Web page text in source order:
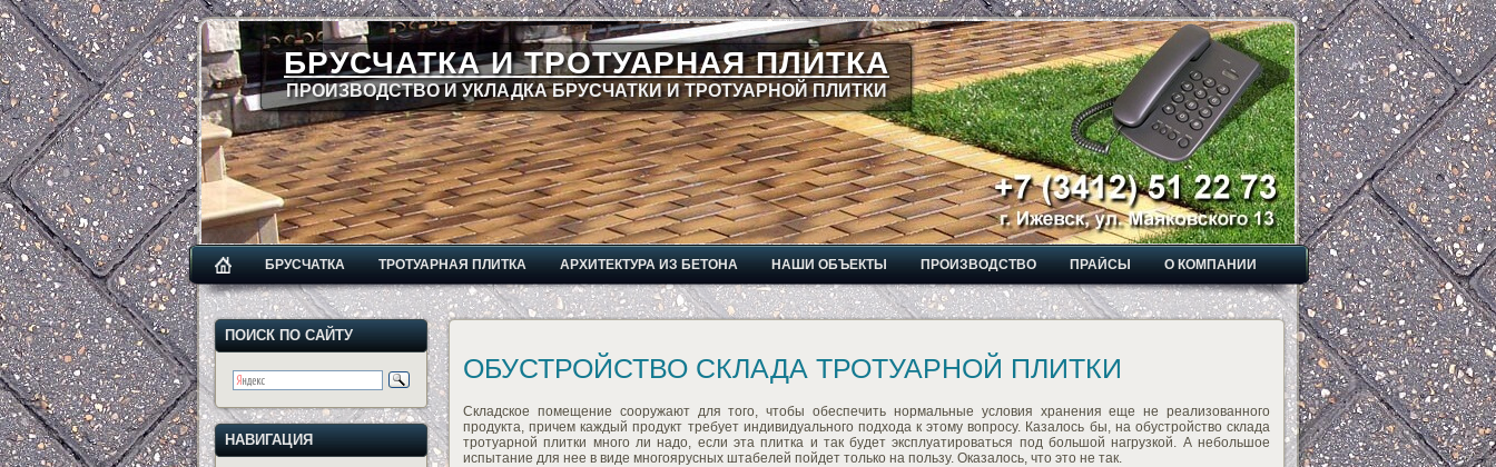
БРУСЧАТКА И ТРОТУАРНАЯ ПЛИТКА
ПРОИЗВОДСТВО И УКЛАДКА БРУСЧАТКИ И ТРОТУАРНОЙ ПЛИТКИ
БРУСЧАТКА ТРОТУАРНАЯ ПЛИТКА АРХИТЕКТУРА ИЗ БЕТОНА НАШИ ОБЪЕКТЫ ПРОИЗВОДСТВО ПРАЙСЫ О КОМПАНИИ
ПОИСК ПО САЙТУ
НАВИГАЦИЯ
ОБУСТРОЙСТВО СКЛАДА ТРОТУАРНОЙ ПЛИТКИ
Складское помещение сооружают для того, чтобы обеспечить нормальные условия хранения еще не реализованного
продукта, причем каждый продукт требует индивидуального подхода к этому вопросу. Казалось бы, на обустройство склада
тротуарной плитки много ли надо, если эта плитка и так будет эксплуатироваться под большой нагрузкой. А небольшое
испытание для нее в виде многоярусных штабелей пойдет только на пользу. Оказалось, что это не так.